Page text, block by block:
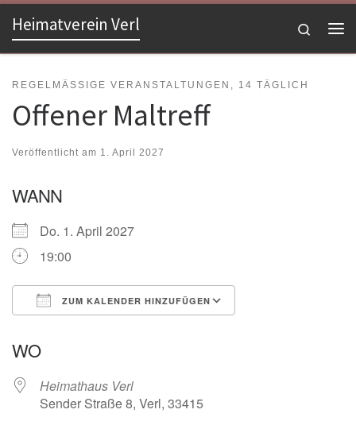
Zum Inhalt springen
Heimatverein Verl
Search
REGELMÄSSIGE VERANSTALTUNGEN, 14 TÄGLICH
Offener Maltreff
Veröffentlicht am 1. April 2027
WANN
Do. 1. April 2027
19:00
ZUM KALENDER HINZUFÜGEN
WO
Heimathaus Verl
Sender Straße 8, Verl, 33415